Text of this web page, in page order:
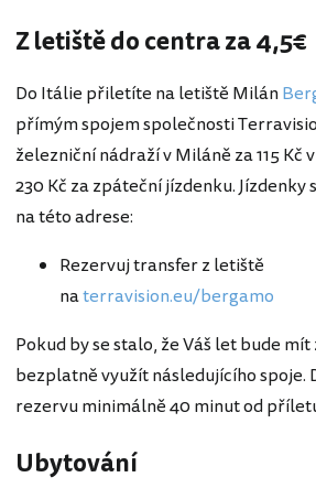
Z letiště do centra za 4,5€
Do Itálie přiletíte na letiště Milán
přímým spojem společnosti
železniční nádraží v Miláně za 115 Kč
230 Kč za zpáteční jízdenku.
na této adrese:
Rezervuj transfer z letiště
naterravision.eu/bergamo
Pokud by se stalo, že Váš let bude
bezplatně využít následujícího spoje.
rezervu minimálně 40 minut od
Ubytování